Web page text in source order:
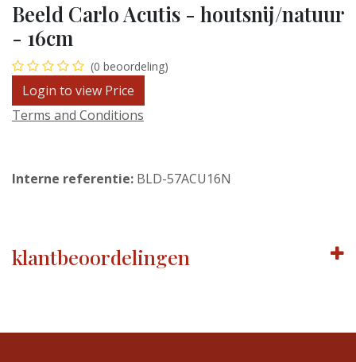
Beeld Carlo Acutis - houtsnij/natuur
- 16cm
(0 beoordeling)
Login to view Price
Terms and Conditions
Interne referentie: BLD-57ACU16N
klantbeoordelingen